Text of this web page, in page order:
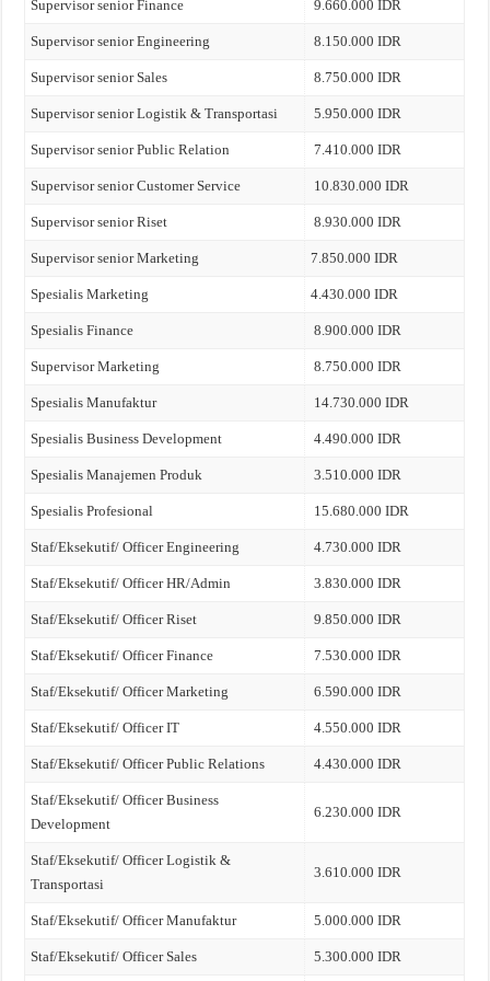
Supervisor senior Finance 9.660.000 IDR
Supervisor senior Engineering 8.150.000 IDR
Supervisor senior Sales 8.750.000 IDR
Supervisor senior Logistik & Transportasi 5.950.000 IDR
Supervisor senior Public Relation 7.410.000 IDR
Supervisor senior Customer Service 10.830.000 IDR
Supervisor senior Riset 8.930.000 IDR
Supervisor senior Marketing 7.850.000 IDR
Spesialis Marketing 4.430.000 IDR
Spesialis Finance 8.900.000 IDR
Supervisor Marketing 8.750.000 IDR
Spesialis Manufaktur 14.730.000 IDR
Spesialis Business Development 4.490.000 IDR
Spesialis Manajemen Produk 3.510.000 IDR
Spesialis Profesional 15.680.000 IDR
Staf/Eksekutif/ Officer Engineering 4.730.000 IDR
Staf/Eksekutif/ Officer HR/Admin 3.830.000 IDR
Staf/Eksekutif/ Officer Riset 9.850.000 IDR
Staf/Eksekutif/ Officer Finance 7.530.000 IDR
Staf/Eksekutif/ Officer Marketing 6.590.000 IDR
Staf/Eksekutif/ Officer IT 4.550.000 IDR
Staf/Eksekutif/ Officer Public Relations 4.430.000 IDR
Staf/Eksekutif/ Officer Business
Development
6.230.000 IDR
Staf/Eksekutif/ Officer Logistik &
Transportasi
3.610.000 IDR
Staf/Eksekutif/ Officer Manufaktur 5.000.000 IDR
Staf/Eksekutif/ Officer Sales 5.300.000 IDR